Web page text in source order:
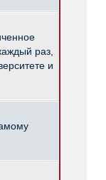
раз,
и